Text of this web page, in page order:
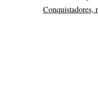
Conquistadores,